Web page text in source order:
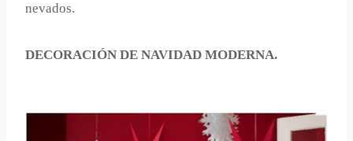
nevados.
DECORACIÓN DE NAVIDAD MODERNA.